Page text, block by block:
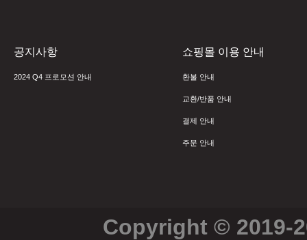
공지사항
2024 Q4 프로모션 안내
쇼핑몰 이용 안내
환불 안내
교환/반품 안내
결제 안내
주문 안내
Copyright © 2019-